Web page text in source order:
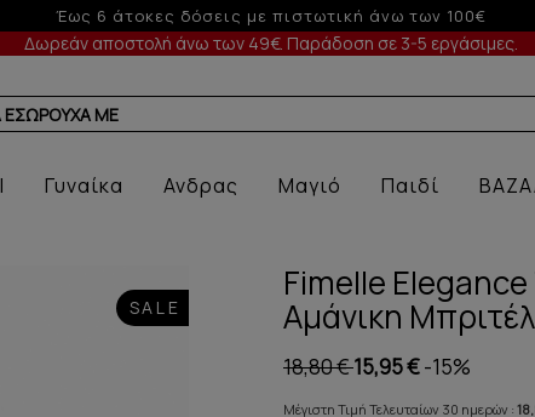
-5% σε παραγγελίες άνω των 200€ σε περίοδο εκπτώσεων
Δωρεάν αποστολή άνω των 49€. Παράδοση σε 3-5 εργάσιμες.
ΕΣΩΡΟΥΧΑ ΜΕ ΠΡΟΣΦΟΡΑ
Γυναίκα Ανδρας Μαγιό Παιδί
SALE
Fimelle Elegance
Αμάνικη
18,80 €15,95 €-15%
Μέγιστη Τιμή Τελευταίων 30 ημερών :